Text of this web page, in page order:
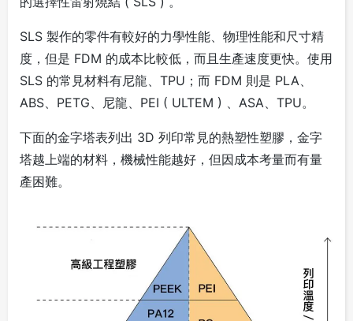
SLS 製作的零件有較好的力學性能、物理性能和尺寸精
度，但是 FDM 的成本比較低，而且生產速度更快。使用
SLS 的常見材料有尼龍、TPU；而 FDM 則是 PLA、
ABS、PETG、尼龍、PEI ( ULTEM ) 、ASA、TPU。
下面的金字塔表列出 3D 列印常見的熱塑性塑膠，金字
塔越上端的材料，機械性能越好，但因成本考量而有量
產困難。